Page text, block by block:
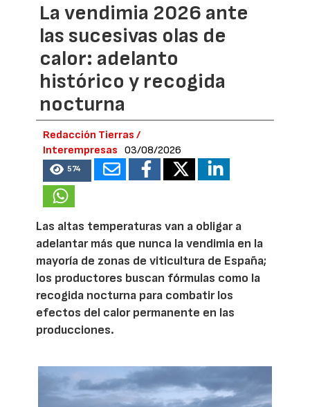
La vendimia 2026 ante
las sucesivas olas de
calor: adelanto
histórico y recogida
nocturna
Redacción Tierras /
Interempresas
03/08/2026
574
Las altas temperaturas van a obligar a
adelantar más que nunca la vendimia en la
mayoría de zonas de viticultura de España;
los productores buscan fórmulas como la
recogida nocturna para combatir los
efectos del calor permanente en las
producciones.